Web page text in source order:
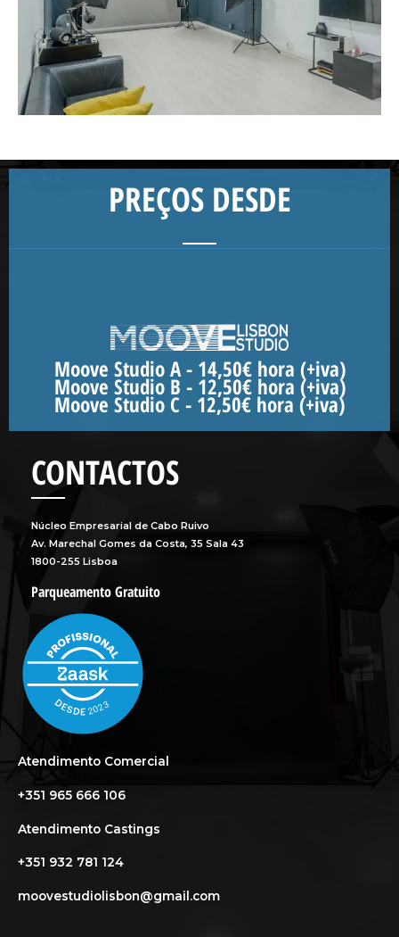
PREÇOS DESDE
Moove Studio A - 14,50€ hora (+iva)
Moove Studio B - 12,50€ hora (+iva)
Moove Studio C - 12,50€ hora (+iva)
CONTACTOS
Núcleo Empresarial de Cabo Ruivo
Av. Marechal Gomes da Costa, 35 Sala 43
1800-255 Lisboa
Parqueamento Gratuito
Atendimento Comercial
+351 965 666 106
Atendimento Castings
+351 932 781 124
moovestudiolisbon@gmail.com